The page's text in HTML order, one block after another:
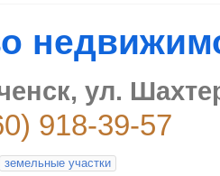
ул.
918-39-57
земельные участки